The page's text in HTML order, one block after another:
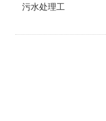
污水处理工